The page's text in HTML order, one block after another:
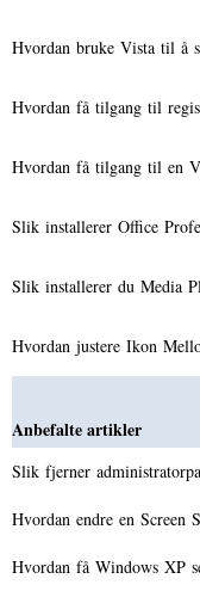
Hvordan bruke Vista til å
Hvordan få tilgang til
Hvordan få tilgang til en
Slik installerer Office
Slik installerer du Media
Hvordan justere Ikon
Anbefalte artikler
Slik fjerner
Hvordan endre en Screen
Hvordan få Windows XP